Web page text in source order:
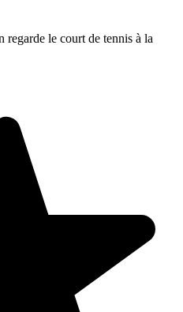
regarde le court de tennis à la